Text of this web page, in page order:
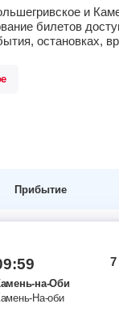
и
билетов
Прибытие
на-Оби
На-оби
7